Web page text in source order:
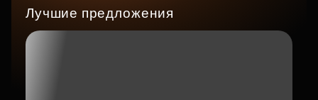
Лучшие предложения